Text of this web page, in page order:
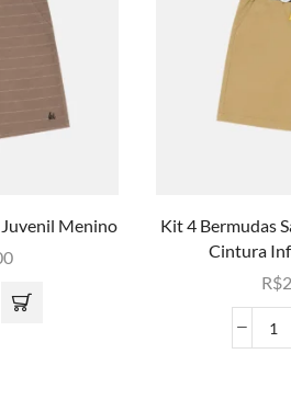
Menino
Kit 4 Bermudas
Cintura
R$